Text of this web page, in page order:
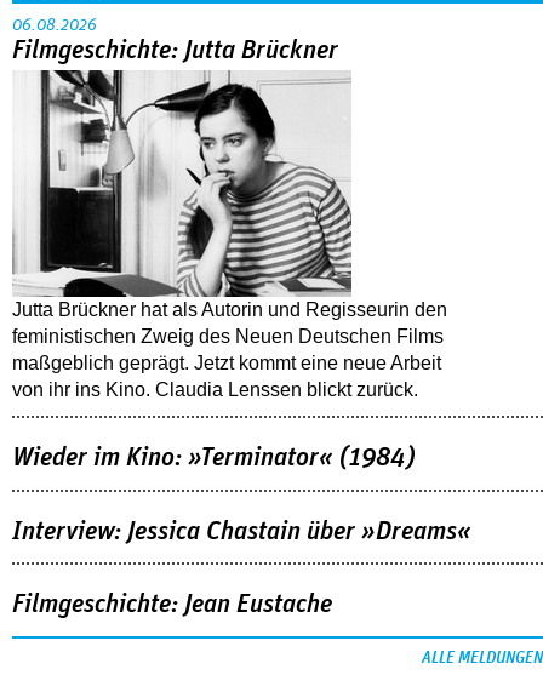
06.08.2026
Filmgeschichte: Jutta Brückner
Jutta Brückner hat als Autorin und Regisseurin den
feministischen Zweig des Neuen Deutschen Films
maßgeblich geprägt. Jetzt kommt eine neue Arbeit
von ihr ins Kino. Claudia Lenssen blickt zurück.
Wieder im Kino: »Terminator« (1984)
Interview: Jessica Chastain über »Dreams«
Filmgeschichte: Jean Eustache
ALLE MELDUNGEN